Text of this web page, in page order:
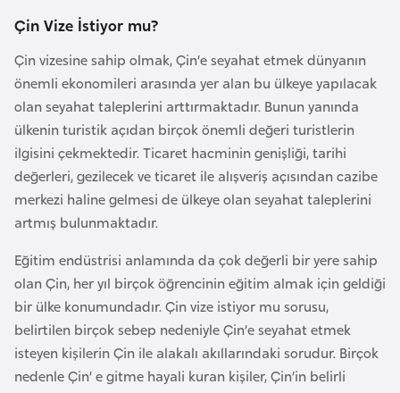
Çin Vize İstiyor mu?
Çin vizesine sahip olmak, Çin’e seyahat etmek dünyanın
önemli ekonomileri arasında yer alan bu ülkeye yapılacak
olan seyahat taleplerini arttırmaktadır. Bunun yanında
ülkenin turistik açıdan birçok önemli değeri turistlerin
ilgisini çekmektedir. Ticaret hacminin genişliği, tarihi
değerleri, gezilecek ve ticaret ile alışveriş açısından cazibe
merkezi haline gelmesi de ülkeye olan seyahat taleplerini
artmış bulunmaktadır.
Eğitim endüstrisi anlamında da çok değerli bir yere sahip
olan Çin, her yıl birçok öğrencinin eğitim almak için geldiği
bir ülke konumundadır. Çin vize istiyor mu sorusu,
belirtilen birçok sebep nedeniyle Çin’e seyahat etmek
isteyen kişilerin Çin ile alakalı akıllarındaki sorudur. Birçok
nedenle Çin’ e gitme hayali kuran kişiler, Çin’in belirli
c
a
n
B
a
h
r
e
y
B
a
n